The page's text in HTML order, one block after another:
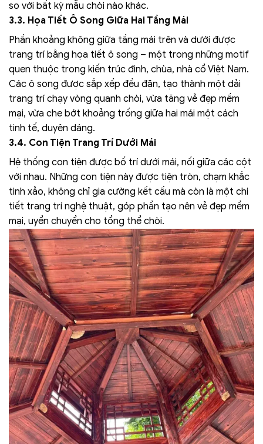
so với bất kỳ mẫu chòi nào khác.
3.3. Họa Tiết Ô Song Giữa Hai Tầng Mái
Phần khoảng không giữa tầng mái trên và dưới được
trang trí bằng họa tiết ô song – một trong những motif
quen thuộc trong kiến trúc đình, chùa, nhà cổ Việt Nam.
Các ô song được sắp xếp đều đặn, tạo thành một dải
trang trí chạy vòng quanh chòi, vừa tăng vẻ đẹp mềm
mại, vừa che bớt khoảng trống giữa hai mái một cách
tinh tế, duyên dáng.
3.4. Con Tiện Trang Trí Dưới Mái
Hệ thống con tiện được bố trí dưới mái, nối giữa các cột
với nhau. Những con tiện này được tiện tròn, chạm khắc
tinh xảo, không chỉ gia cường kết cấu mà còn là một chi
tiết trang trí nghệ thuật, góp phần tạo nên vẻ đẹp mềm
mại, uyển chuyển cho tổng thể chòi.